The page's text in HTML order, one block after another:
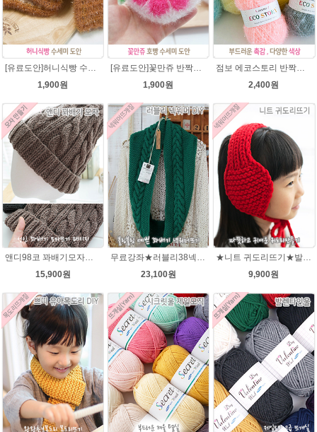
[유료도안]허니식빵 수세미뜨기 코바늘뜨기도안 /수세미뜨기/수세미실/반짝이수세미/반짝이실/수세미실 웰빙수세미 퐁퐁수세미 식빵 코바늘수세미
1,900원
[유료도안]꽃만쥬 반짝이수세미 코바늘뜨기도안 /수세미뜨기/수세미실/반짝이수세미/반짝이실/수세미실 웰빙수세미 퐁퐁수세미 식빵 코바늘수세미
1,900원
점보 에코스토리 반짝이 80g 대용량 수세미뜨기 뜨개실 친환경소품 뜨개질실//웰빙수세미실/반짝이수세미실/반짝이뜨개실/ 수세미실/대용량수세미/빤짝이실
2,400원
15,900원
23,100원
9,900원